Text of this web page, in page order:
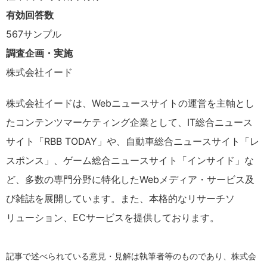
有効回答数
567サンプル
調査企画・実施
株式会社イード
株式会社イードは、Webニュースサイトの運営を主軸とし
たコンテンツマーケティング企業として、IT総合ニュース
サイト「RBB TODAY」や、自動車総合ニュースサイト「レ
スポンス」、ゲーム総合ニュースサイト「インサイド」な
ど、多数の専門分野に特化したWebメディア・サービス及
び雑誌を展開しています。また、本格的なリサーチソ
リューション、ECサービスを提供しております。
記事で述べられている意見・見解は執筆者等のものであり、株式会